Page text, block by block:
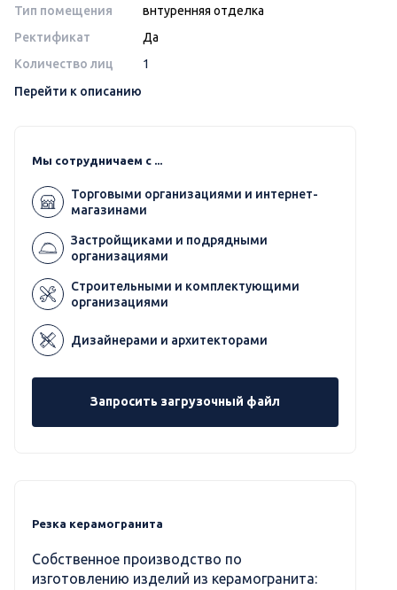
Тип помещения
внтуренняя отделка
Ректификат
Да
Количество лиц
1
Перейти к описанию
Мы сотрудничаем с ...
Торговыми организациями и интернет-
магазинами
Застройщиками и подрядными
организациями
Строительными и комплектующими
организациями
Дизайнерами и архитекторами
Запросить загрузочный файл
Резка керамогранита
Собственное производство по
изготовлению изделий из керамогранита: